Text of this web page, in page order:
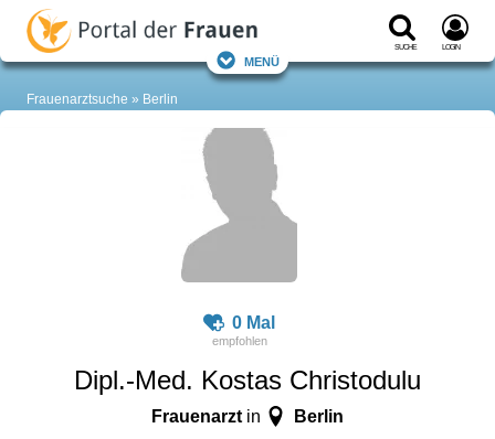
Suche Login
Menü
Frauenarztsuche Berlin
0 Mal
Dipl.-Med. Kostas Christodulu
Frauenarzt in Berlin